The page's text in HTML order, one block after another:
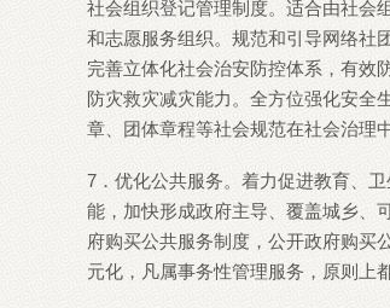
社会组织登记管理制度。适合由社会
和志愿服务组织。规范和引导网络社
完善立体化社会治安防控体系，有效
防灾救灾减灾能力。全方位强化安全
章、团体章程等社会规范在社会治理
7．优化公共服务。着力促进教育、
能，加快形成政府主导、覆盖城乡、
府购买公共服务制度，公开政府购买
元化，凡属事务性管理服务，原则上